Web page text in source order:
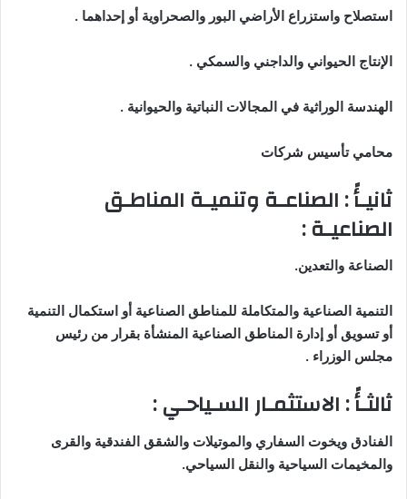
استصلاح واستزراع الأراضي البور والصحراوية أو إحداهما .
الإنتاج الحيواني والداجني والسمكي .
الهندسة الوراثية في المجالات النباتية والحيوانية .
محامي تأسيس شركات
ثانيـأً : الصناعـة وتنميـة المناطـق
الصناعيـة:
الصناعة والتعدين.
التنمية الصناعية والمتكاملة للمناطق الصناعية أو استكمال التنمية
أو تسويق أو إدارة المناطق الصناعية المنشأة بقرار من رئيس
مجلس الوزراء .
ثالثـأً : الاستثمـار السـياحـي:
الفنادق ويخوت السفاري والموتيلات والشقق الفندقية والقرى
والمخيمات السياحية والنقل السياحي.